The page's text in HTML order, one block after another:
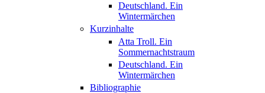
Deutschland. Ein
Wintermärchen
Kurzinhalte
Atta Troll. Ein
Sommernachtstraum
Deutschland. Ein
Wintermärchen
Bibliographie